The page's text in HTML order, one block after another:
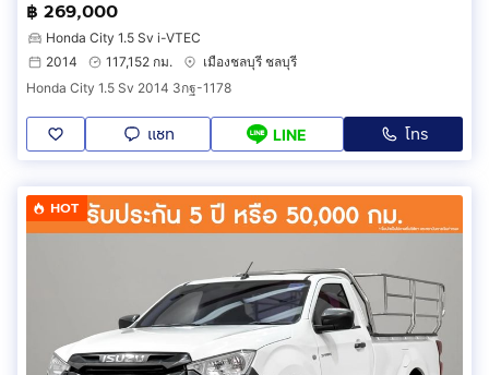
฿ 269,000
Honda City 1.5 Sv i-VTEC
2014
117,152 กม.
เมืองชลบุรี ชลบุรี
Honda City 1.5 Sv 2014 3กฐ-1178
แชท LINE โทร
HOT